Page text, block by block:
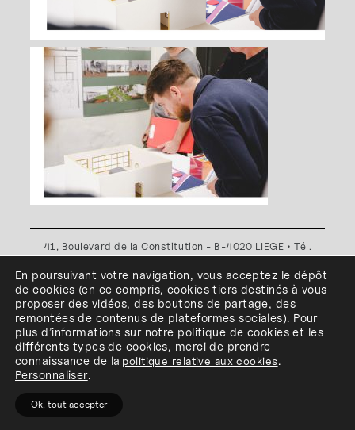
41, Boulevard de la Constitution - B-4020 LIEGE • Tél.
Plan d'accès•Politique de confidentialité•Politique de
cookies•Conditions générales
l'ESA Saint-Luc Liège est membre du
En poursuivant votre navigation, vous acceptez le dépôt
de cookies (en ce compris, cookiestiers destinés à vous
proposer des vidéos, des boutons de partage, des
remontées de contenus de plateformes sociales). Pour
plus d’informations sur notre politique de cookies et les
différents types de cookies, merci de prendre
connaissance de la politique relative aux cookies.
Personnaliser.
Ok, tout accepter